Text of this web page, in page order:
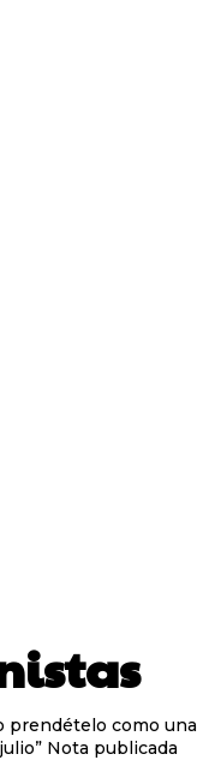
prendételo como una